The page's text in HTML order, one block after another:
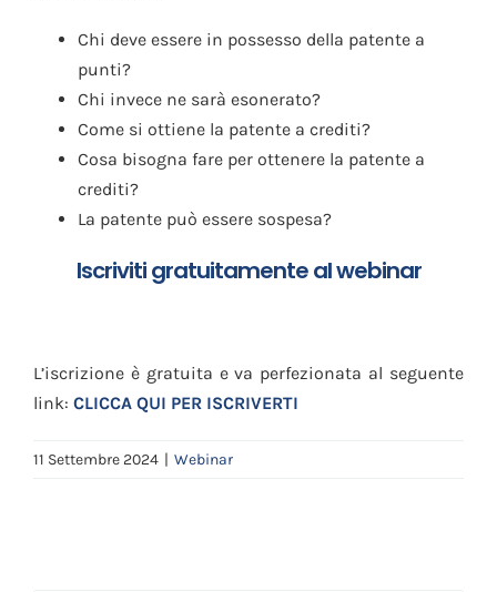
Chi deve essere in possesso della patente a
punti?
Chi invece ne sarà esonerato?
Come si ottiene la patente a crediti?
Cosa bisogna fare per ottenere la patente a
crediti?
La patente può essere sospesa?
Iscriviti gratuitamente al webinar
L’iscrizione è gratuita e va perfezionata al seguente
link: CLICCA QUI PER ISCRIVERTI
11 Settembre 2024 | Webinar